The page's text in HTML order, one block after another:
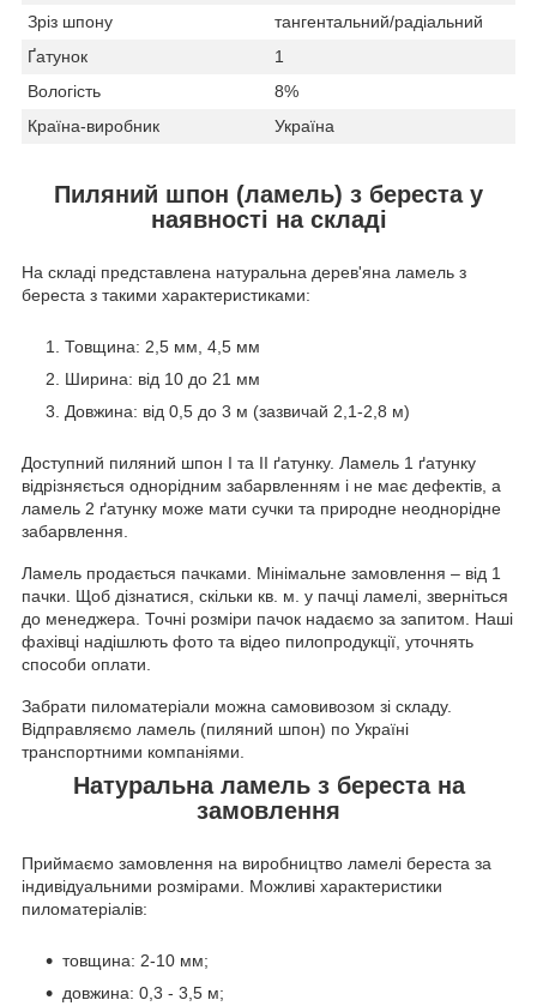
Зріз шпону
тангентальний/радіальний
Ґатунок
1
Вологість
8%
Країна-виробник
Україна
Пиляний шпон (ламель) з береста у
наявності на складі
На складі представлена ​​натуральна дерев'яна ламель з
береста з такими характеристиками:
Товщина: 2,5 мм, 4,5 мм
Ширина: від 10 до 21 мм
Довжина: від 0,5 до 3 м (зазвичай 2,1-2,8 м)
Доступний пиляний шпон I та II ґатунку. Ламель 1 ґатунку
відрізняється однорідним забарвленням і не має дефектів, а
ламель 2 ґатунку може мати сучки та природне неоднорідне
забарвлення.
Ламель продається пачками. Мінімальне замовлення – від 1
пачки. Щоб дізнатися, скільки кв. м. у пачці ламелі, зверніться
до менеджера. Точні розміри пачок надаємо за запитом. Наші
фахівці надішлють фото та відео пилопродукції, уточнять
способи оплати.
Забрати пиломатеріали можна самовивозом зі складу.
Відправляємо ламель (пиляний шпон) по Україні
транспортними компаніями.
Натуральна ламель з береста на
замовлення
Приймаємо замовлення на виробництво ламелі береста за
індивідуальними розмірами. Можливі характеристики
пиломатеріалів:
товщина: 2-10 мм;
довжина: 0,3 - 3,5 м;